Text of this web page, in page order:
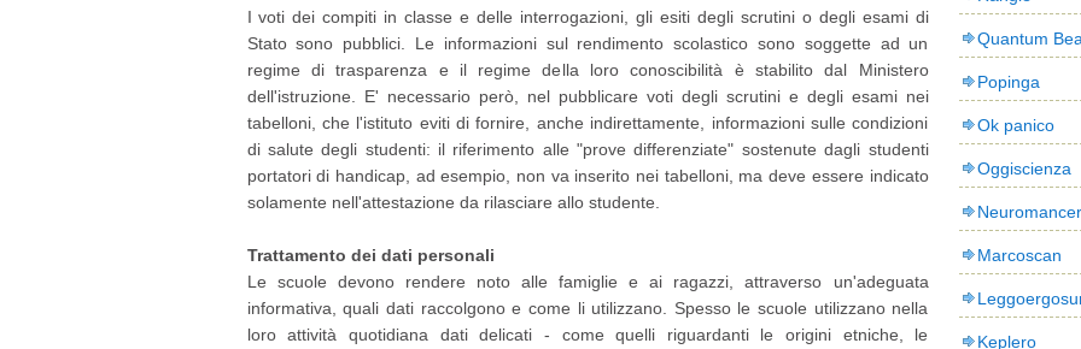
I voti dei compiti in classe e delle interrogazioni, gli esiti degli scrutini o degli esami di
Stato sono pubblici. Le informazioni sul rendimento scolastico sono soggette ad un
regime di trasparenza e il regime della loro conoscibilità è stabilito dal Ministero
dell'istruzione. E' necessario però, nel pubblicare voti degli scrutini e degli esami nei
tabelloni, che l'istituto eviti di fornire, anche indirettamente, informazioni sulle condizioni
di salute degli studenti: il riferimento alle "prove differenziate" sostenute dagli studenti
portatori di handicap, ad esempio, non va inserito nei tabelloni, ma deve essere indicato
solamente nell'attestazione da rilasciare allo studente.
Trattamento dei dati personali
Le scuole devono rendere noto alle famiglie e ai ragazzi, attraverso un'adeguata
informativa, quali dati raccolgono e come li utilizzano. Spesso le scuole utilizzano nella
loro attività quotidiana dati delicati - come quelli riguardanti le origini etniche, le
Quantum
Popinga
Ok panico
Oggiscienza
Neuromancer
Marcoscan
Keplero